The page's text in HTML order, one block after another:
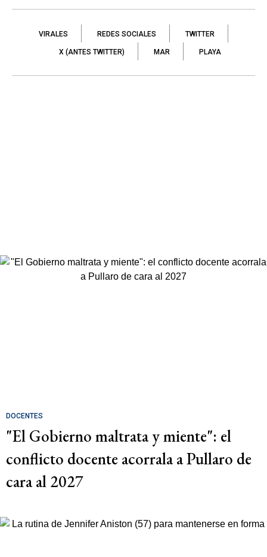
VIRALES REDES SOCIALES TWITTER
X (ANTES TWITTER) MAR PLAYA
DOCENTES
"El Gobierno maltrata y miente": el
conflicto docente acorrala a Pullaro de
cara al 2027